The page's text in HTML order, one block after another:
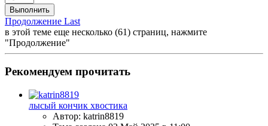
Выполнить
Продолжение Last
в этой теме еще несколько (61) страниц, нажмите
"Продолжение"
Рекомендуем прочитать
лысый кончик хвостика
Автор: katrin8819